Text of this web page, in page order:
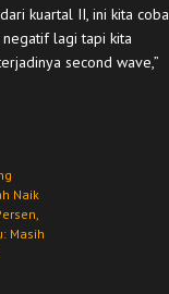
kuartal II, ini kita coba
lagi tapi kita
second wave,”
Naik
Masih